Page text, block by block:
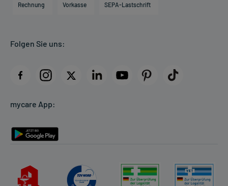
Direktabrechnung PKV
AGB
Datenschutz
Rückgabe/Widerruf
Rechnung Vorkasse SEPA-Lastschrift
Folgen Sie uns:
mycare App: